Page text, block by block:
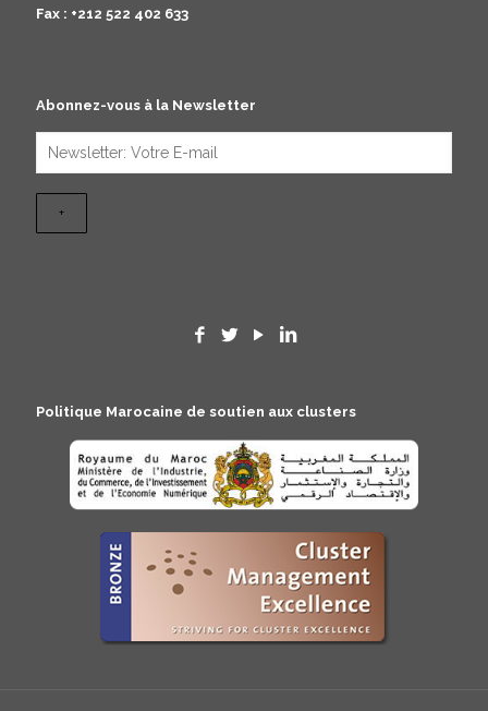
Fax : +212 522 402 633
Abonnez-vous à la Newsletter
Politique Marocaine de soutien aux clusters